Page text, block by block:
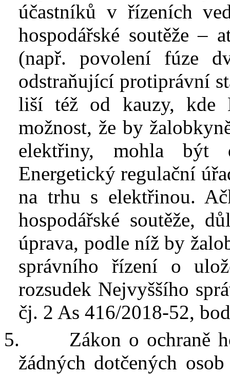
účastníků v řízeních
hospodářské soutěže
(např. povolení fúze
odstraňující protiprávní
liší též od kauzy, kde
možnost, že by
elektřiny, mohla být
Energetický regulační
na trhu s elektřinou.
hospodářské soutěže,
úprava, podle níž by
správního řízení o
rozsudek Nejvyššího
čj. 2 As 416/2018-52,
5.
Zákon o ochraně
žádných dotčených